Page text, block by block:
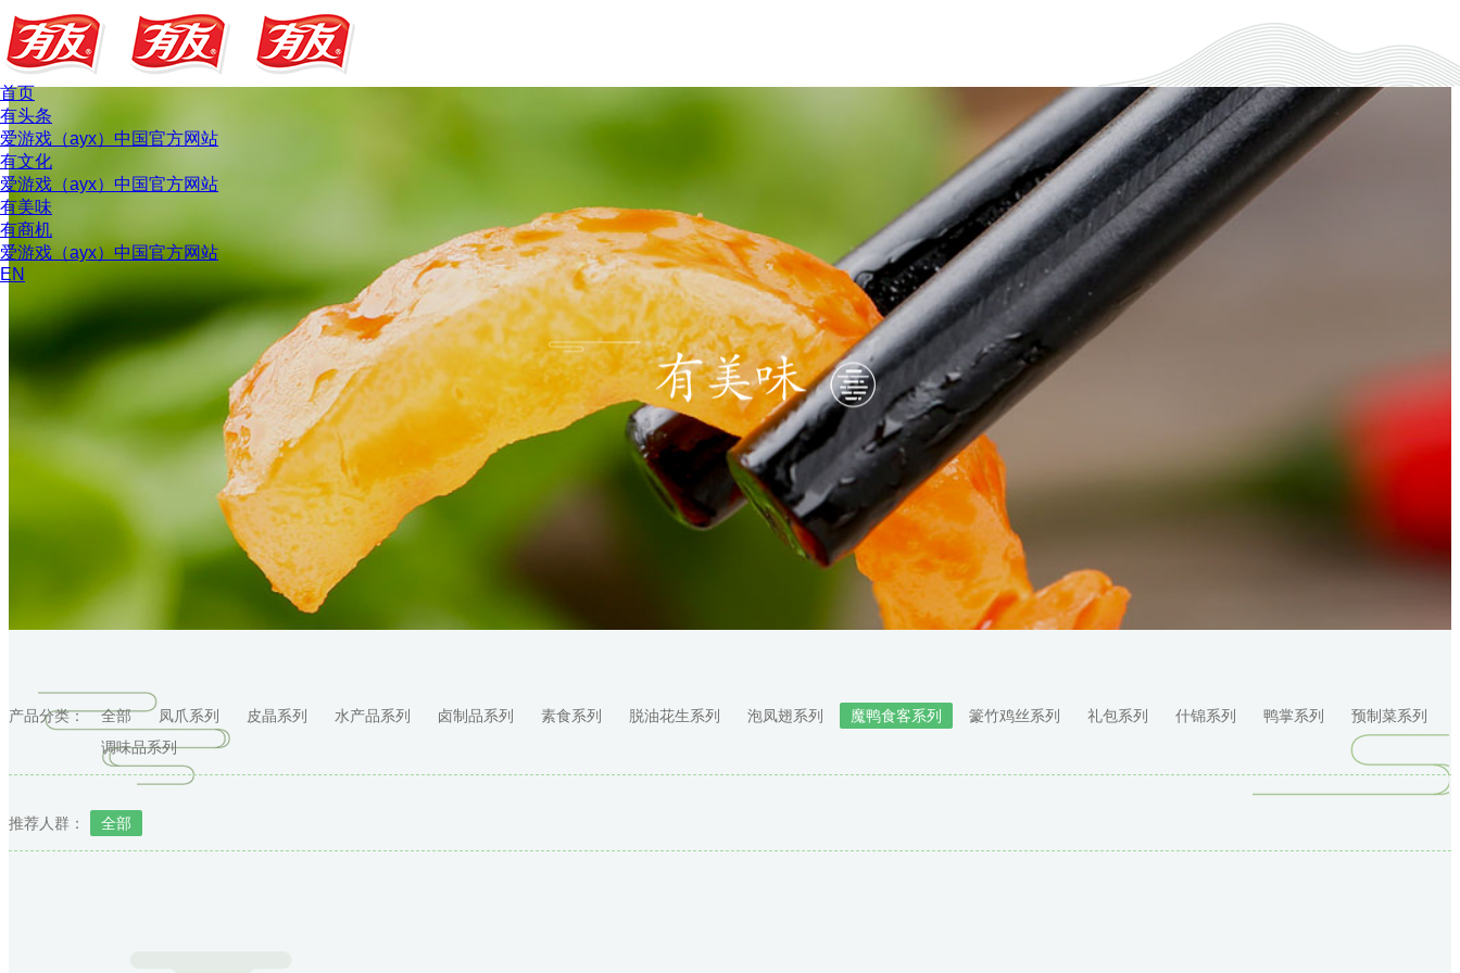
首页
有头条
爱游戏（ayx）中国官方网站
有文化
爱游戏（ayx）中国官方网站
有美味
有商机
爱游戏（ayx）中国官方网站
EN
产品分类： 全部 凤爪系列 皮晶系列 水产品系列 卤制品系列 素食系列 脱油花生系列 泡凤翅系列 魔鸭食客系列 籇竹鸡丝系列 礼包系列 什锦系列 鸭掌系列
预制菜系列
调味品系列
推荐人群： 全部